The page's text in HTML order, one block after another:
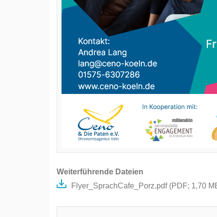
Weiterführende Dateien
Flyer_SprachCafe_Porz.pdf (PDF; 1,70